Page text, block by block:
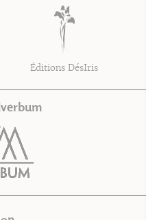
Éditions DésIris